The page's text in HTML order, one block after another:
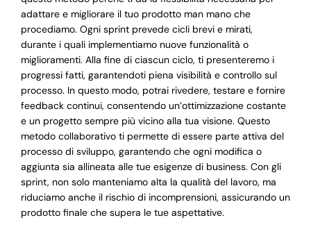
adattare e migliorare il tuo prodotto man mano che
procediamo. Ogni sprint prevede cicli brevi e mirati,
durante i quali implementiamo nuove funzionalità o
miglioramenti. Alla fine di ciascun ciclo, ti presenteremo i
progressi fatti, garantendoti piena visibilità e controllo sul
processo. In questo modo, potrai rivedere, testare e fornire
feedback continui, consentendo un’ottimizzazione costante
e un progetto sempre più vicino alla tua visione. Questo
metodo collaborativo ti permette di essere parte attiva del
processo di sviluppo, garantendo che ogni modifica o
aggiunta sia allineata alle tue esigenze di business. Con gli
sprint, non solo manteniamo alta la qualità del lavoro, ma
riduciamo anche il rischio di incomprensioni, assicurando un
prodotto finale che supera le tue aspettative.